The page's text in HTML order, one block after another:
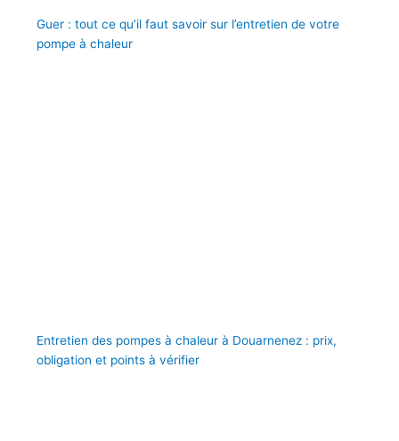
Guer : tout ce qu’il faut savoir sur l’entretien de votre
pompe à chaleur
Entretien des pompes à chaleur à Douarnenez : prix,
obligation et points à vérifier